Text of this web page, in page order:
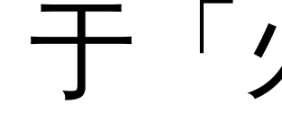
于「